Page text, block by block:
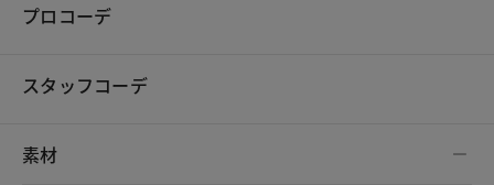
プロコーデ
スタッフコーデ
素材